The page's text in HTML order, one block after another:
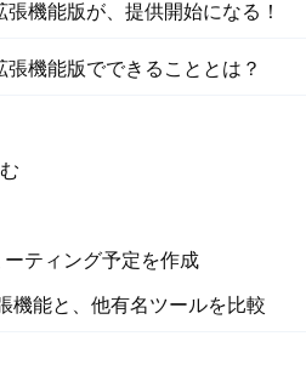
機能版が、提供開始になる！
機能版でできることとは？
ティング予定を作成
機能と、他有名ツールを比較